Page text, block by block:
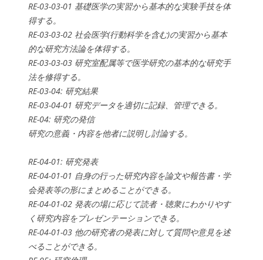
RE-03-03-01 基礎医学の実習から基本的な実験手技を体
得する。
RE-03-03-02 社会医学(行動科学を含む)の実習から基本
的な研究方法論を体得する。
RE-03-03-03 研究室配属等で医学研究の基本的な研究手
法を修得する。
RE-03-04: 研究結果
RE-03-04-01 研究データを適切に記録、管理できる。
RE-04: 研究の発信
研究の意義・内容を他者に説明し討論する。
RE-04-01: 研究発表
RE-04-01-01 自身の行った研究内容を論文や報告書・学
会発表等の形にまとめることができる。
RE-04-01-02 発表の場に応じて読者・聴衆にわかりやす
く研究内容をプレゼンテーションできる。
RE-04-01-03 他の研究者の発表に対して質問や意見を述
べることができる。